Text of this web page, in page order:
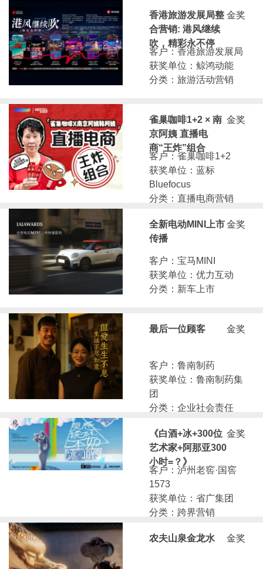
金奖
香港旅游发展局整
合营销: 港风继续
吹，精彩永不停
客户：香港旅游发展局
获奖单位：鲸鸿动能
分类：旅游活动营销
金奖
雀巢咖啡1+2 × 南
京阿姨 直播电
商“王炸”组合
客户：雀巢咖啡1+2
获奖单位：蓝标
Bluefocus
分类：直播电商营销
金奖
全新电动MINI上市
传播
客户：宝马MINI
获奖单位：优力互动
分类：新车上市
金奖
最后一位顾客
客户：鲁南制药
获奖单位：鲁南制药集
团
分类：企业社会责任
金奖
《白酒+冰+300位
艺术家+阿那亚300
小时=？》
客户：泸州老窖·国窖
1573
获奖单位：省广集团
分类：跨界营销
金奖
农夫山泉金龙水